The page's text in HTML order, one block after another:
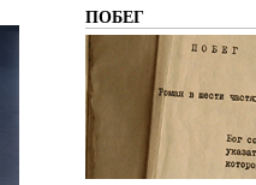
ПОБЕГ